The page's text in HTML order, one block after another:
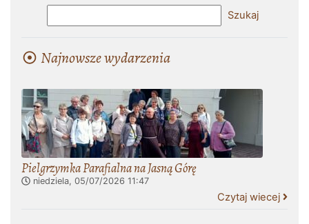
Najnowsze wydarzenia
Pielgrzymka Parafialna na Jasną Górę
niedziela, 05/07/2026 11:47
Czytaj wiecej